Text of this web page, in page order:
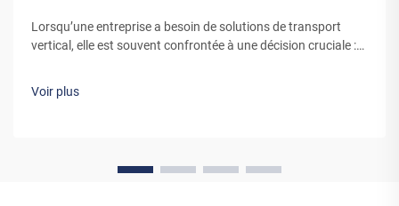
Lorsqu’une entreprise a besoin de solutions de transport
vertical, elle est souvent confrontée à une décision cruciale :
monte-charges. Bien que les monte-charges préconçus
Voir plus